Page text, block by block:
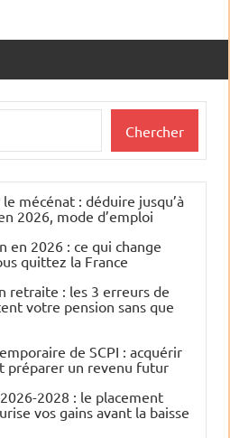
Chercher
mécénat : déduire jusqu’à
2026, mode d’emploi
en 2026 : ce qui change
quittez la France
retraite : les 3 erreurs de
votre pension sans que
de SCPI : acquérir
préparer un revenu futur
2028 : le placement
vos gains avant la baisse